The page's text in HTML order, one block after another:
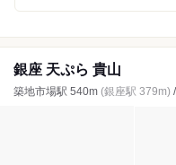
銀座 天ぷら 貴山
築地市場駅 540m (銀座駅 379m)